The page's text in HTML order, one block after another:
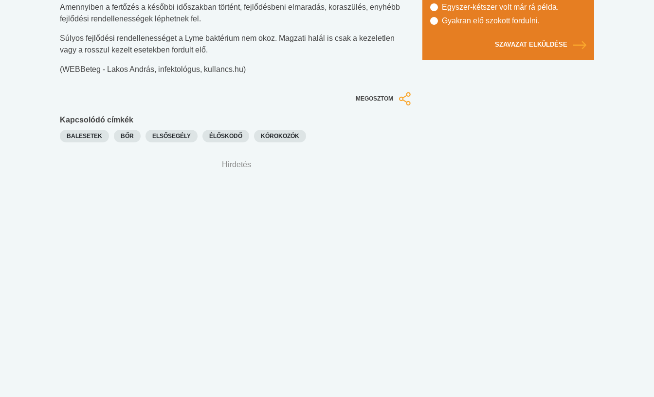
Amennyiben a fertőzés a későbbi időszakban történt, fejlődésbeni elmaradás, koraszülés, enyhébb
fejlődési rendellenességek léphetnek fel.
Súlyos fejlődési rendellenességet a Lyme baktérium nem okoz. Magzati halál is csak a kezeletlen
vagy a rosszul kezelt esetekben fordult elő.
(WEBBeteg - Lakos András, infektológus, kullancs.hu)
MEGOSZTOM
Kapcsolódó címkék
BALESETEK BŐR ELSŐSEGÉLY ÉLŐSKÖDŐ KÓROKOZÓK
Hirdetés
Egyszer-kétszer volt már rá példa.
Gyakran elő szokott fordulni.
SZAVAZAT ELKÜLDÉSE